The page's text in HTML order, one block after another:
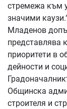
стремежа към
значими
Младенов
представлява
приоритети в
дейности и
Общинска
строителя и